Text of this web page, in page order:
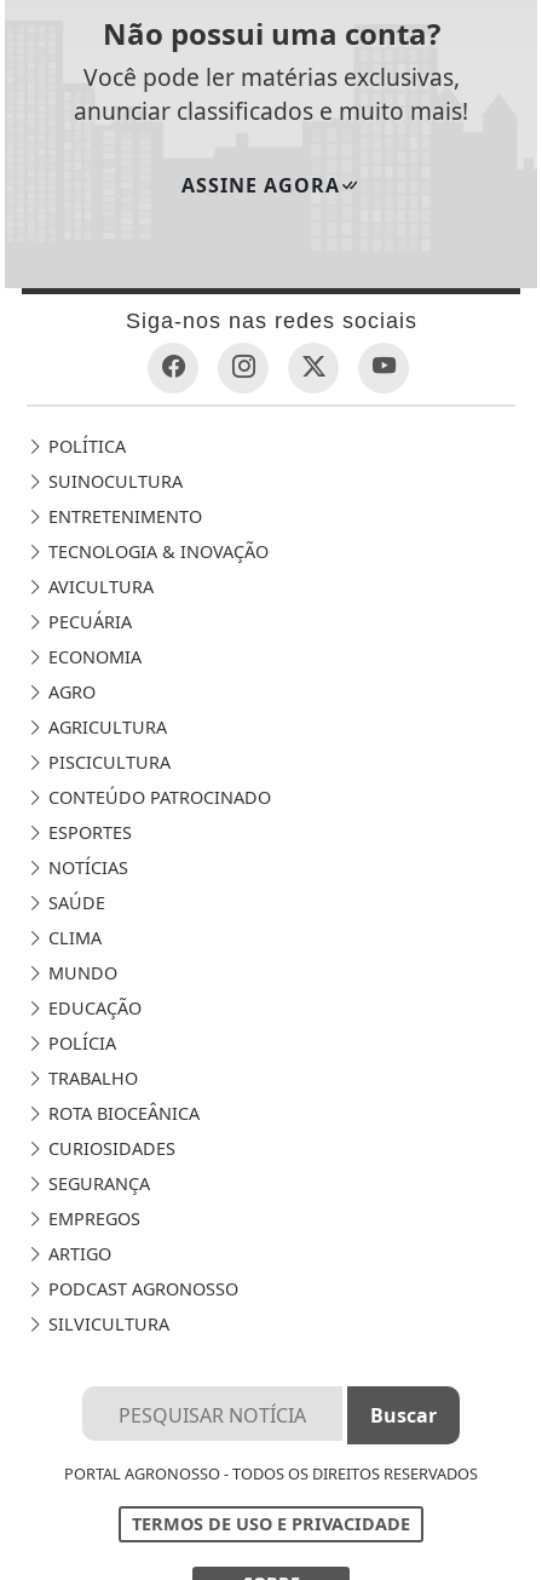
Não possui uma conta?
Você pode ler matérias exclusivas,
anunciar classificados e muito mais!
ASSINE AGORA
Siga-nos nas redes sociais
POLÍTICA
SUINOCULTURA
ENTRETENIMENTO
TECNOLOGIA & INOVAÇÃO
AVICULTURA
PECUÁRIA
ECONOMIA
AGRO
AGRICULTURA
PISCICULTURA
CONTEÚDO PATROCINADO
ESPORTES
NOTÍCIAS
SAÚDE
CLIMA
MUNDO
EDUCAÇÃO
POLÍCIA
TRABALHO
ROTA BIOCEÂNICA
CURIOSIDADES
SEGURANÇA
EMPREGOS
ARTIGO
PODCAST AGRONOSSO
SILVICULTURA
PORTAL AGRONOSSO - TODOS OS DIREITOS RESERVADOS
TERMOS DE USO E PRIVACIDADE
Termos de Uso e Privacidade